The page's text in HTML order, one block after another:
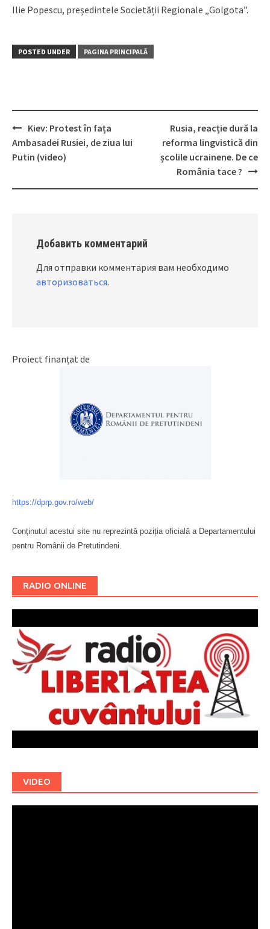
Ilie Popescu, președintele Societății Regionale „Golgota”.
POSTED UNDER PAGINA PRINCIPALĂ
Post
navigation
Kiev: Protest în fața
Ambasadei Rusiei, de ziua lui
Putin (video)
Rusia, reacție dură la
reforma lingvistică din
școlile ucrainene. De ce
România tace ?
Добавить комментарий
Для отправки комментария вам необходимо
авторизоваться.
Proiect finanțat de
https://dprp.gov.ro/web/
Conținutul acestui site nu reprezintă poziția oficială a Departamentului
pentru Românii de Pretutindeni.
RADIO ONLINE
VIDEO